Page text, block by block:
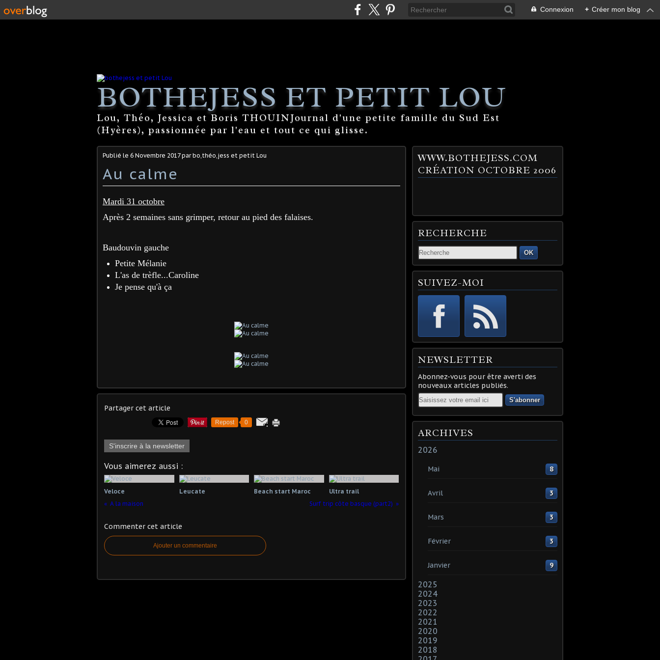
Connexion + Créer mon blog
BOTHEJESS ET PETIT LOU
Lou, Théo, Jessica et Boris THOUINJournal d'une petite famille du Sud Est
(Hyères), passionnée par l'eau et tout ce qui glisse.
Publié le 6 Novembre 2017par bo,théo,jess et petit Lou
Au calme
Mardi 31 octobre
Après 2 semaines sans grimper, retour au pied des falaises.
Baudouvin gauche
Petite Mélanie
L'as de trèfle...Caroline
Je pense qu'à ça
Partager cet article
Repost 0
S'inscrire à la newsletter
Vous aimerez aussi :
Veloce Leucate Beach start Maroc
Ultra trail
A la maison
Surf trip côte basque (part2)
Commenter cet article
Ajouter un commentaire
WWW.BOTHEJESS.COM
CRÉATION OCTOBRE 2006
RECHERCHE
OK
SUIVEZ-MOI
NEWSLETTER
Abonnez-vous pour être averti des
nouveaux articles publiés.
Email
ARCHIVES
2026
Mai 8
Avril 3
Mars 3
Février 3
Janvier 9
2025
2024
2023
2022
2021
2020
2019
2018